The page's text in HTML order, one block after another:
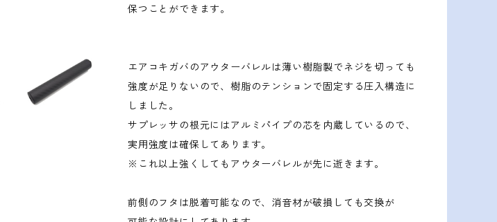
保つことができます。
エアコキガバのアウターバレルは薄い樹脂製でネジを切っても
強度が足りないので、樹脂のテンションで固定する圧入構造に
しました。
サプレッサの根元にはアルミパイプの芯を内蔵しているので、
実用強度は確保してあります。
※これ以上強くしてもアウターバレルが先に逝きます。
前側のフタは脱着可能なので、消音材が破損しても交換が